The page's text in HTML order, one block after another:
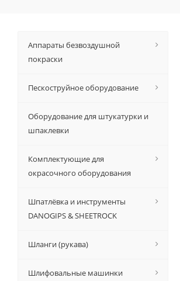
Аппараты безвоздушной
покраски
Пескоструйное оборудование
Оборудование для штукатурки и
шпаклевки
Комплектующие для
окрасочного оборудования
Шпатлёвка и инструменты
DANOGIPS & SHEETROCK
Шланги (рукава)
Шлифовальные машинки